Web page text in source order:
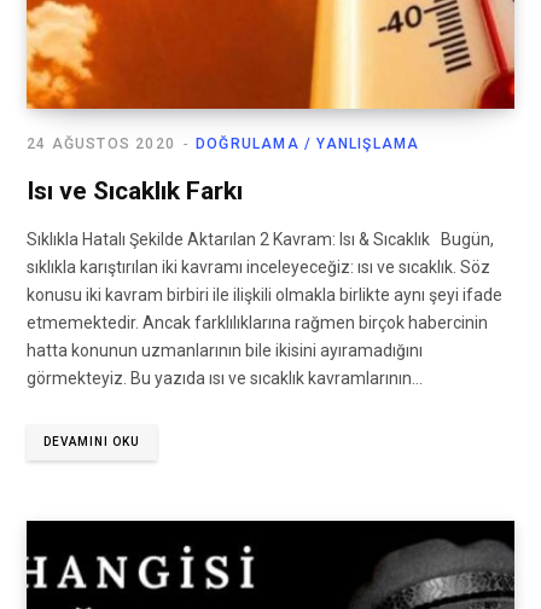
DOĞRULAMA / YANLIŞLAMA
24 AĞUSTOS 2020
Isı ve Sıcaklık Farkı
Sıklıkla Hatalı Şekilde Aktarılan 2 Kavram: Isı & Sıcaklık Bugün,
sıklıkla karıştırılan iki kavramı inceleyeceğiz: ısı ve sıcaklık. Söz
konusu iki kavram birbiri ile ilişkili olmakla birlikte aynı şeyi ifade
etmemektedir. Ancak farklılıklarına rağmen birçok habercinin
hatta konunun uzmanlarının bile ikisini ayıramadığını
görmekteyiz. Bu yazıda ısı ve sıcaklık kavramlarının…
DEVAMINI OKU